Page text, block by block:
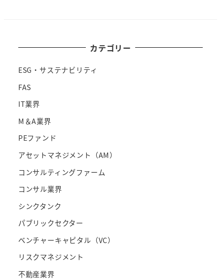
カテゴリー
ESG・サステナビリティ
FAS
IT業界
M＆A業界
PEファンド
アセットマネジメント（AM）
コンサルティングファーム
コンサル業界
シンクタンク
パブリックセクター
ベンチャーキャピタル（VC）
リスクマネジメント
不動産業界